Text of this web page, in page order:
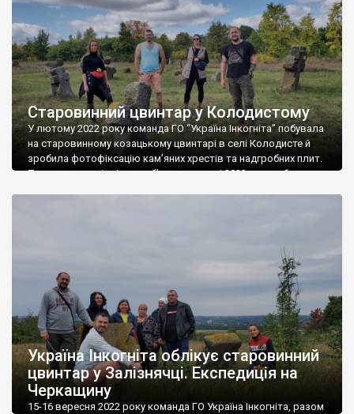
відкритій галявині оточеній густими чагарями і […]
Старовинний цвинтар у Колодистому
У лютому 2022 року команда ГО “Україна Інкогніта” побувала
на старовинному козацькому цвинтарі в селі Колодисте й
зробила фотофіксацію кам’яних хрестів та надгробних плит.
Повторно ми відвідали об’єкт у вересні 2022 року, обстежили
Україна Інкогніта облікує старовинний
цвинтар у Залізнячці. Експедиція на
Черкащину
15-16 вересня 2022 року команда ГО Україна Інкогніта, разом